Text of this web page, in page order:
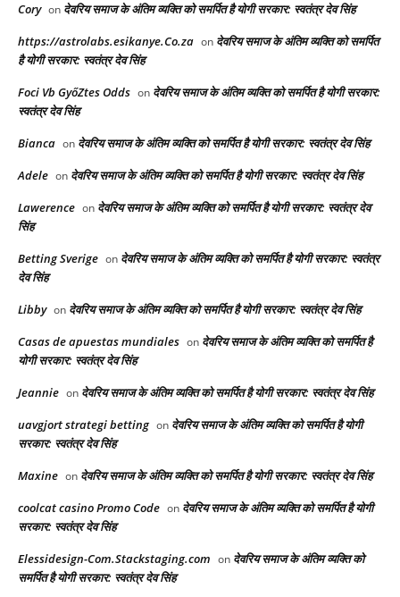
Cory on देवरिय समाज के अंतिम व्यक्ति को समर्पित है योगी सरकार: स्वतंत्र देव सिंह
https://astrolabs.esikanye.Co.za on देवरिय समाज के अंतिम व्यक्ति को समर्पित
है योगी सरकार: स्वतंत्र देव सिंह
Foci Vb GyőZtes Odds on देवरिय समाज के अंतिम व्यक्ति को समर्पित है योगी सरकार:
स्वतंत्र देव सिंह
Bianca on देवरिय समाज के अंतिम व्यक्ति को समर्पित है योगी सरकार: स्वतंत्र देव सिंह
Adele on देवरिय समाज के अंतिम व्यक्ति को समर्पित है योगी सरकार: स्वतंत्र देव सिंह
Lawerence on देवरिय समाज के अंतिम व्यक्ति को समर्पित है योगी सरकार: स्वतंत्र देव
सिंह
Betting Sverige on देवरिय समाज के अंतिम व्यक्ति को समर्पित है योगी सरकार: स्वतंत्र
देव सिंह
Libby on देवरिय समाज के अंतिम व्यक्ति को समर्पित है योगी सरकार: स्वतंत्र देव सिंह
Casas de apuestas mundiales on देवरिय समाज के अंतिम व्यक्ति को समर्पित है
योगी सरकार: स्वतंत्र देव सिंह
Jeannie on देवरिय समाज के अंतिम व्यक्ति को समर्पित है योगी सरकार: स्वतंत्र देव सिंह
uavgjort strategi betting on देवरिय समाज के अंतिम व्यक्ति को समर्पित है योगी
सरकार: स्वतंत्र देव सिंह
Maxine on देवरिय समाज के अंतिम व्यक्ति को समर्पित है योगी सरकार: स्वतंत्र देव सिंह
coolcat casino Promo Code on देवरिय समाज के अंतिम व्यक्ति को समर्पित है योगी
सरकार: स्वतंत्र देव सिंह
Elessidesign-Com.Stackstaging.com on देवरिय समाज के अंतिम व्यक्ति को
समर्पित है योगी सरकार: स्वतंत्र देव सिंह